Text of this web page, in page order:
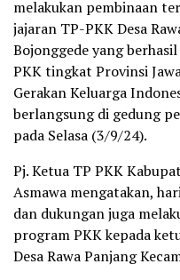
melakukan pembinaan
jajaran TP-PKK Desa
Bojonggede yang
PKK tingkat Provinsi
Gerakan Keluarga
berlangsung di gedung
pada Selasa (3/9/24).
Pj. Ketua TP PKK
Asmawa mengatakan,
dan dukungan juga
program PKK kepada
Desa Rawa Panjang